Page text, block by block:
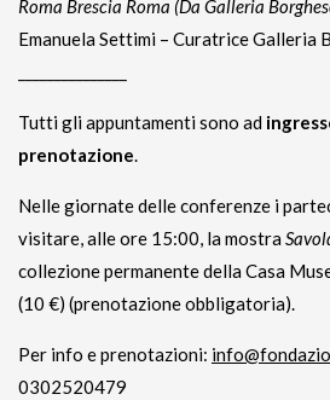
Roma Brescia Roma (Da Galleria
Emanuela Settimi – Curatrice Galleria
Tutti gli appuntamenti sono ad
prenotazione.
Nelle giornate delle conferenze i
visitare, alle ore 15:00, la mostra
collezione permanente della Casa
(10 €) (prenotazione obbligatoria).
Per info e prenotazioni:
0302520479